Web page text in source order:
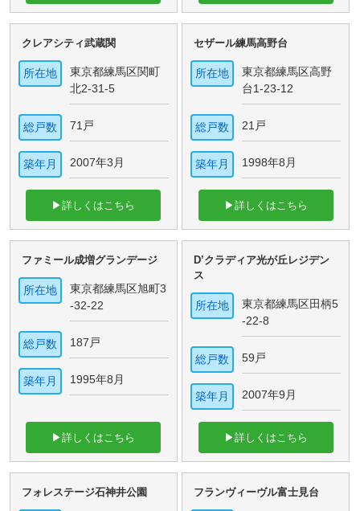
クレアシティ武蔵関
所在地
東京都練馬区関町
北2-31-5
総戸数 71戸
築年月 2007年3月
▶詳しくはこちら
セザール練馬高野台
所在地
東京都練馬区高野
台1-23-12
総戸数 21戸
築年月 1998年8月
▶詳しくはこちら
ファミール成増グランデージ
所在地
東京都練馬区旭町3
-32-22
総戸数 187戸
築年月 1995年8月
▶詳しくはこちら
D’クラディア光が丘レジデン
ス
所在地
東京都練馬区田柄5
-22-8
総戸数 59戸
築年月 2007年9月
▶詳しくはこちら
フォレステージ石神井公園 フランヴィーヴル富士見台